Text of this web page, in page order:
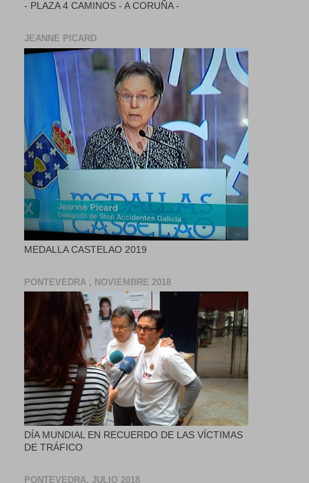
- PLAZA 4 CAMINOS - A CORUÑA -
JEANNE PICARD
MEDALLA CASTELAO 2019
PONTEVEDRA , NOVIEMBRE 2018
DÍA MUNDIAL EN RECUERDO DE LAS VÍCTIMAS
DE TRÁFICO
PONTEVEDRA, JULIO 2018